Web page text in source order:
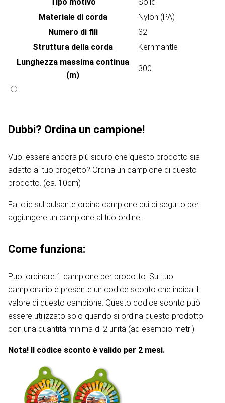
Materiale di corda
Nylon (PA)
Numero di fili
32
Struttura della corda
Kernmantle
Lunghezza massima continua
(m)
300
Dubbi? Ordina un campione!
Vuoi essere ancora più sicuro che questo prodotto sia
adatto al tuo progetto? Ordina un campione di questo
prodotto. (ca. 10cm)
Fai clic sul pulsante ordina campione qui di seguito per
aggiungere un campione al tuo ordine.
Come funziona:
Puoi ordinare 1 campione per prodotto. Sul tuo
campionario è presente un codice sconto che indica il
valore di questo campione. Questo codice sconto può
essere utilizzato solo quando si ordina questo prodotto
con una quantità minima di 2 unità (ad esempio metri).
Nota! Il codice sconto è valido per 2 mesi.